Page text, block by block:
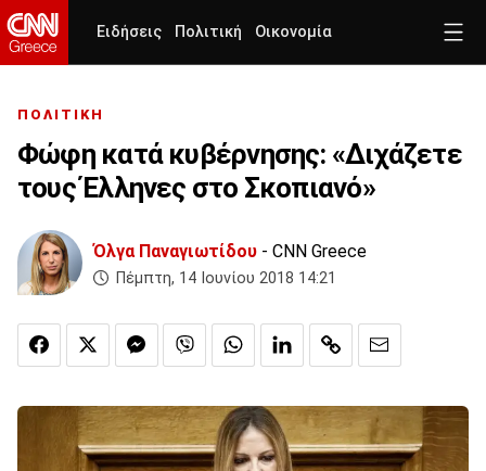
Ειδήσεις Πολιτική Οικονομία
ΠΟΛΙΤΙΚΗ
Φώφη κατά κυβέρνησης: «Διχάζετε
τους Έλληνες στο Σκοπιανό»
Όλγα Παναγιωτίδου - CNN Greece
Πέμπτη, 14 Ιουνίου 2018 14:21